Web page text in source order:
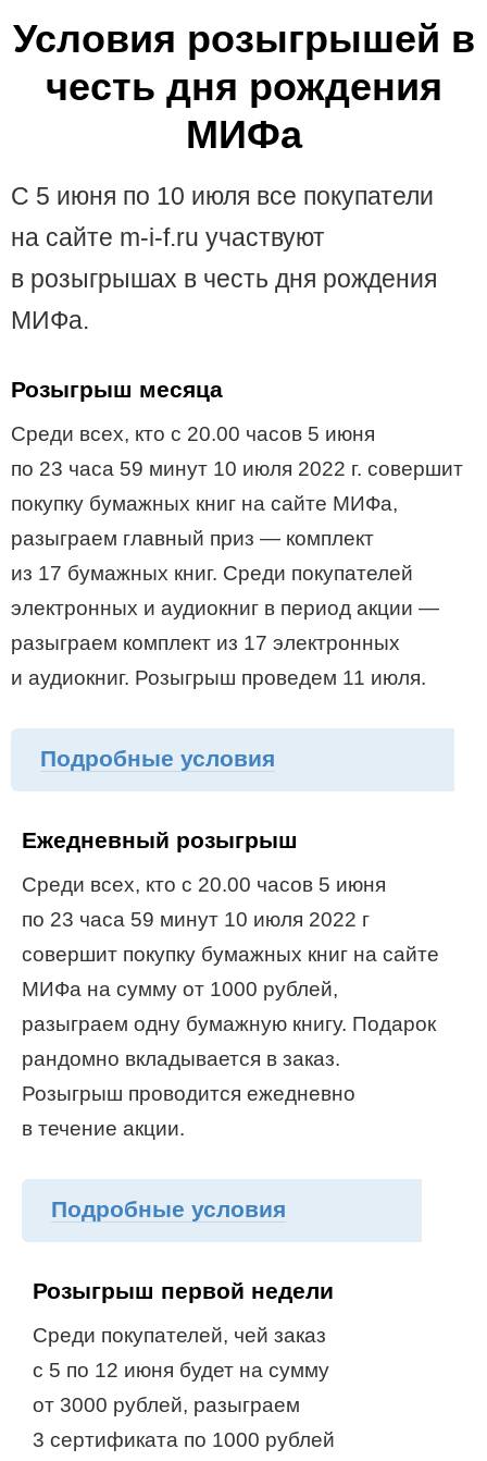
Условия розыгрышей в
честь дня рождения
МИФа
С 5 июня по 10 июля все покупатели
на сайте m-i-f.ru участвуют
в розыгрышах в честь дня рождения
МИФа.
Розыгрыш месяца
Среди всех, кто с 20.00 часов 5 июня
по 23 часа 59 минут 10 июля 2022 г. совершит
покупку бумажных книг на сайте МИФа,
разыграем главный приз — комплект
из 17 бумажных книг. Среди покупателей
электронных и аудиокниг в период акции —
разыграем комплект из 17 электронных
и аудиокниг. Розыгрыш проведем 11 июля.
Подробные условия
Ежедневный розыгрыш
Среди всех, кто с 20.00 часов 5 июня
по 23 часа 59 минут 10 июля 2022 г
совершит покупку бумажных книг на сайте
МИФа на сумму от 1000 рублей,
разыграем одну бумажную книгу. Подарок
рандомно вкладывается в заказ.
Розыгрыш проводится ежедневно
в течение акции.
Подробные условия
Розыгрыш первой недели
Среди покупателей, чей заказ
с 5 по 12 июня будет на сумму
от 3000 рублей, разыграем
3 сертификата по 1000 рублей